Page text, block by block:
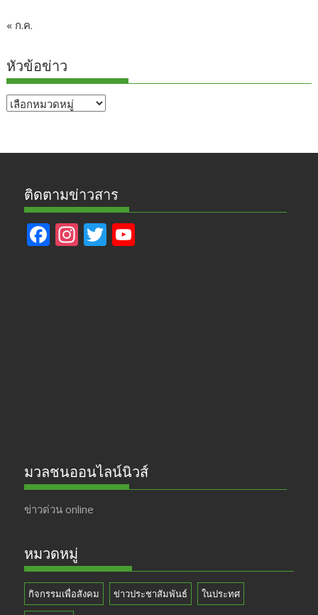
« ก.ค.
หัวข้อข่าว
หัวข้อ
ติดตามข่าวสาร
F In T
มวลชนออนไลน์นิวส์
ข่าวด่วน online
หมวดหมู่
กิจกรรมเพื่อสังคม ข่าวประชาสัมพันธ์ ในประทศ